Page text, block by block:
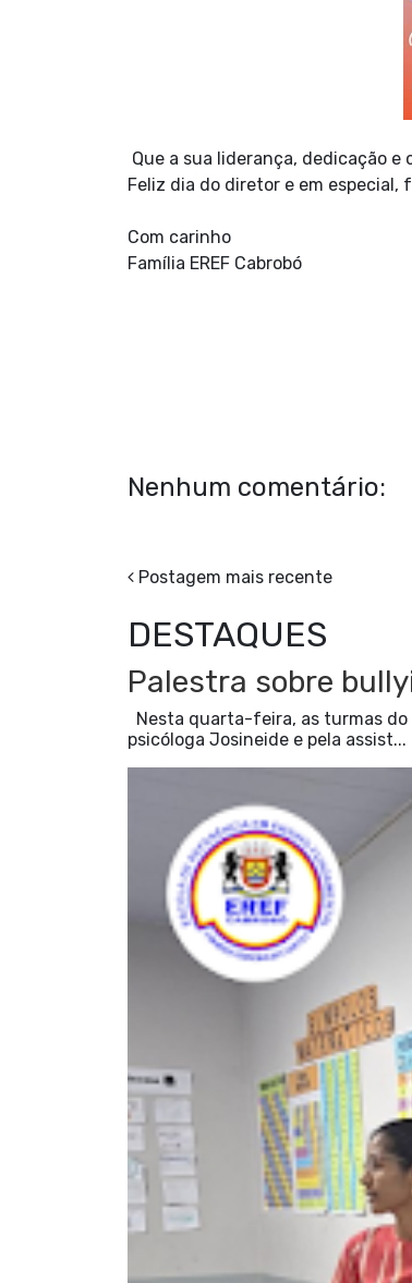
Que a sua liderança, dedicação
Feliz dia do diretor e em especial,
Com carinho
Família EREF Cabrobó
Nenhum comentário:
Postagem mais recente
DESTAQUES
Palestra sobre
Nesta quarta-feira, as turmas do
psicóloga Josineide e pela assist...